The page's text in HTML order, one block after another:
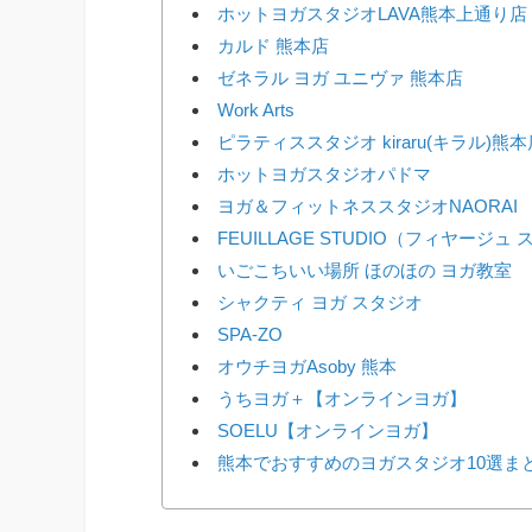
ホットヨガスタジオLAVA熊本上通り店
カルド 熊本店
ゼネラル ヨガ ユニヴァ 熊本店
Work Arts
ピラティススタジオ kiraru(キラル)熊本
ホットヨガスタジオパドマ
ヨガ＆フィットネススタジオNAORAI
FEUILLAGE STUDIO（フィヤージュ ス
いごこちいい場所 ほのほの ヨガ教室
シャクティ ヨガ スタジオ
SPA-ZO
オウチヨガAsoby 熊本
うちヨガ＋【オンラインヨガ】
SOELU【オンラインヨガ】
熊本でおすすめのヨガスタジオ10選ま